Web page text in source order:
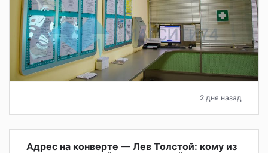
2 дня назад
Адрес на конверте — Лев Толстой: кому из